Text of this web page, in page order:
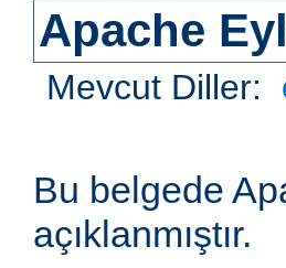
Apache
Mevcut Diller:
Bu belgede
açıklanmıştır.